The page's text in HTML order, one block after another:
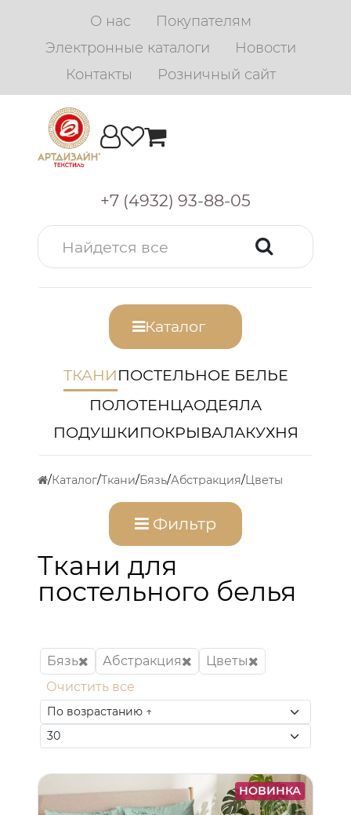
О нас
Покупателям
Электронные каталоги
Новости
Контакты
Розничный сайт
+7 (4932) 93-88-05
Каталог
ТКАНИПОСТЕЛЬНОЕ БЕЛЬЕ
ПОЛОТЕНЦАОДЕЯЛА
ПОДУШКИПОКРЫВАЛАКУХНЯ
Каталог Ткани Бязь Абстракция Цветы
Фильтр
Ткани для
постельного белья
Бязь Абстракция
Цветы
Очистить все
НОВИНКА